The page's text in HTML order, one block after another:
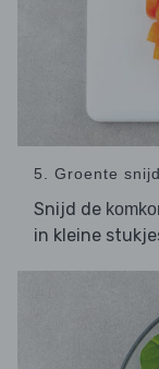
5. Groente
Snijd de
in kleine